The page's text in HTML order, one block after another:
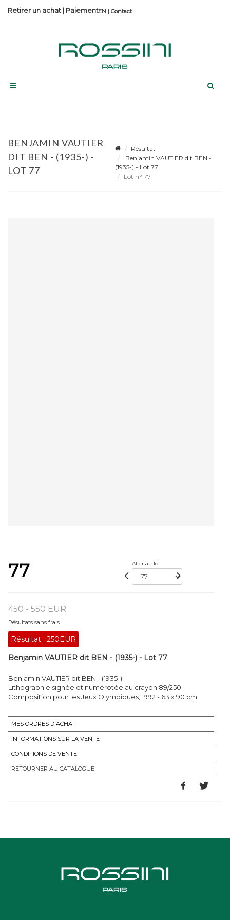
Contact
Retirer un achat | Paiement
BENJAMIN VAUTIER
DIT BEN - (1935-) -
LOT 77
Résultat
Benjamin VAUTIER dit BEN -
(1935-) - Lot 77
Lot n° 77
77 Aller au lot
450 - 550 EUR
Résultats sans frais
Résultat : 250EUR
Benjamin VAUTIER dit BEN - (1935-) - Lot 77
Benjamin VAUTIER dit BEN - (1935-)
Lithographie signée et numérotée au crayon 89/250.
Composition pour les Jeux Olympiques, 1992 - 63 x 90 cm
MES ORDRES D'ACHAT
INFORMATIONS SUR LA VENTE
CONDITIONS DE VENTE
RETOURNER AU CATALOGUE